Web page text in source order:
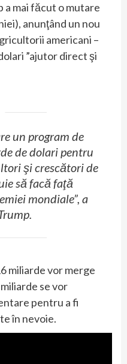
a mai făcut o mutare
anunţând un nou
americani –
”ajutor direct şi
un program de
de dolari pentru
şi crescători de
să facă faţă
mondiale”, a
miliarde vor merge
se vor
pentru a fi
în nevoie.